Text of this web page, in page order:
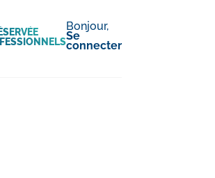
Bonjour,
Se
connecter